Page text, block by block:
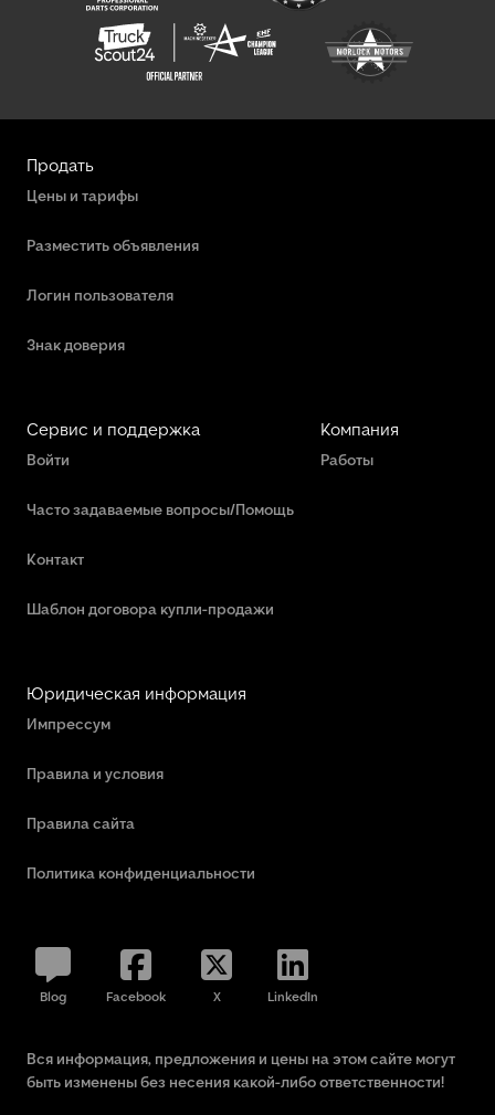
Продать
Цены и тарифы
Разместить объявления
Логин пользователя
Знак доверия
Сервис и поддержка
Войти
Часто задаваемые вопросы/Помощь
Контакт
Шаблон договора купли-продажи
Компания
Работы
Юридическая информация
Импрессум
Правила и условия
Правила сайта
Политика конфиденциальности
Blog Facebook X LinkedIn
Вся информация, предложения и цены на этом сайте могут
быть изменены без несения какой-либо ответственности!